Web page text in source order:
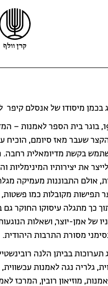
ריקרדו
מידע
הזוכים
קול קורא
פרס קריל
מלגות
של אנסלם קיפר לשנת 2007 מוענקת לאמן
רביץ, יליד 1982, בוגר בית הספר
הקצר שעבר מאז סיומם, הוכיח
בקשת מדיומאלית
לייצר את יצירותיו
אולם התבוננות מעמיקה
תפישות מקובלות כמו פשטות,
כך מתגלה עיסוקו החוקר
של אמן-יוצר, ושאלות
מסורת התרבות היהודית.
בביתן הלנה
גלריה נגה לאמנות
מוזיאון רובין, המרכז